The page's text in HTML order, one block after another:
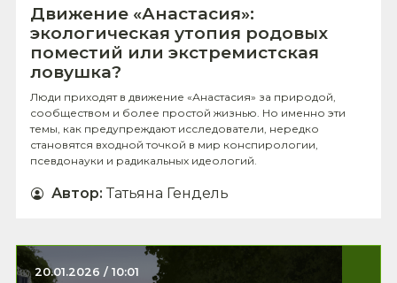
Движение «Анастасия»:
экологическая утопия родовых
поместий или экстремистская
ловушка?
Люди приходят в движение «Анастасия» за природой,
сообществом и более простой жизнью. Но именно эти
темы, как предупреждают исследователи, нередко
становятся входной точкой в мир конспирологии,
псевдонауки и радикальных идеологий.
Автор: Татьяна Гендель
20.01.2026 / 10:01